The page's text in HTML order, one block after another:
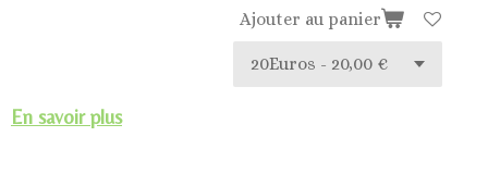
Ajouter au panier
En savoir plus